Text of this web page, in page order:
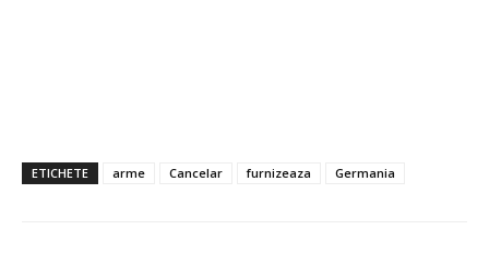
ETICHETE arme Cancelar furnizeaza Germania